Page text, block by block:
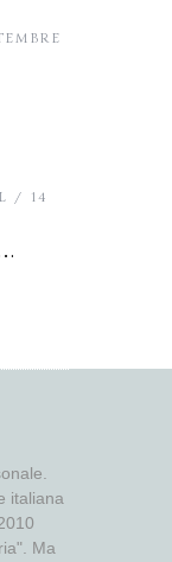
14
italiana
Ma